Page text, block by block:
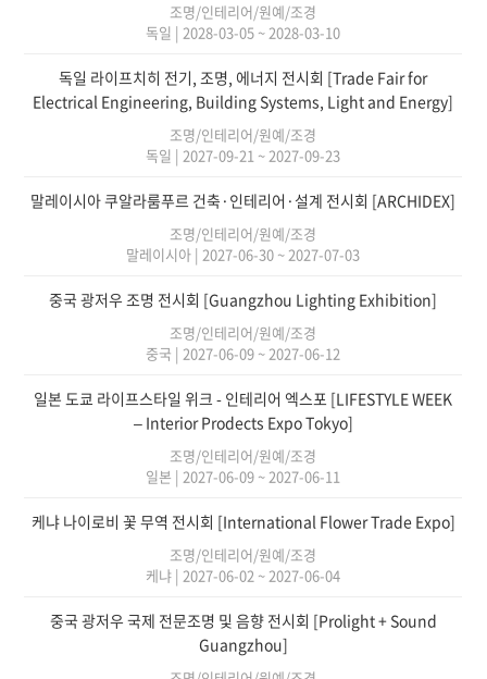
조명/인테리어/원예/조경
독일 | 2028-03-05 ~ 2028-03-10
독일 라이프치히 전기, 조명, 에너지 전시회 [Trade Fair for
Electrical Engineering, Building Systems, Light and Energy]
조명/인테리어/원예/조경
독일 | 2027-09-21 ~ 2027-09-23
말레이시아 쿠알라룸푸르 건축·인테리어·설계 전시회 [ARCHIDEX]
조명/인테리어/원예/조경
말레이시아 | 2027-06-30 ~ 2027-07-03
중국 광저우 조명 전시회 [Guangzhou Lighting Exhibition]
조명/인테리어/원예/조경
중국 | 2027-06-09 ~ 2027-06-12
일본 도쿄 라이프스타일 위크 - 인테리어 엑스포 [LIFESTYLE WEEK
– Interior Prodects Expo Tokyo]
조명/인테리어/원예/조경
일본 | 2027-06-09 ~ 2027-06-11
케냐 나이로비 꽃 무역 전시회 [International Flower Trade Expo]
조명/인테리어/원예/조경
케냐 | 2027-06-02 ~ 2027-06-04
중국 광저우 국제 전문조명 및 음향 전시회 [Prolight + Sound
Guangzhou]